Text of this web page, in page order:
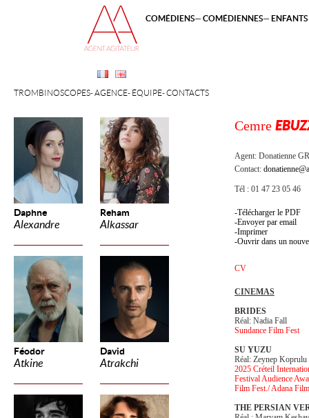
Daphne
Alexandre
Reham
Alkassar
Féodor
Atkine
David
Atrakchi
TROMBINOSCOPES AGENCE ÉQUIPE CONTACTS
COMÉDIENS COMÉDIENNES
Cemre
Agent: Donatienne
Contact:
Tél : 01 47 23 05 46
Télécharger le PDF
Envoyer par email
Imprimer
Ouvrir dans un
CV
CINEMAS
BRIDES
Réal: Nadia Fall
Sundance Film Fest
SU YUZU
Réal: Zeynep Koprulu
2025 Créteil
Festival Audience
Film Fest./ Adana
THE PERSIAN